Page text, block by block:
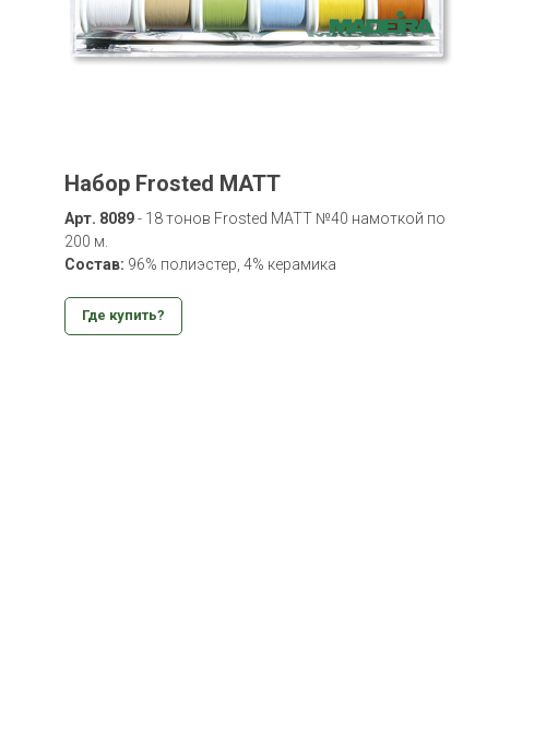
Набор Frosted MATT
Арт. 8089- 18 тонов Frosted MATT №40 намоткой по
200 м.
Состав: 96% полиэстер, 4% керамика
Где купить?